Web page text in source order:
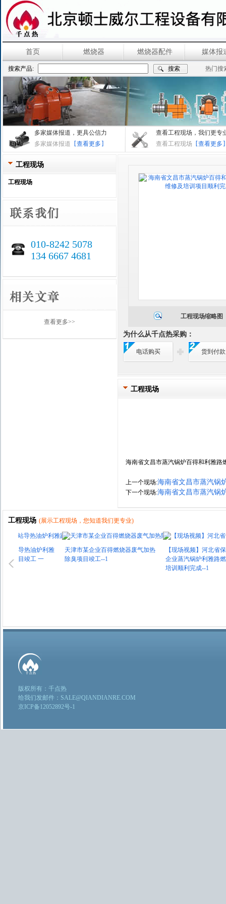
首页 燃烧器 燃烧器配件 媒体报
搜索产品: 热门搜
多家媒体报道，更具公信力
多家媒体报道
[查看更多]
查看工程现场，我们更专
查看工程现场
[查看更多]
工程现场
工程现场
010-8242 5078
134 6667 4681
查看更多>>
工程现场缩略图
为什么从千点热采购：
电话购买 货到付款
工程现场
海南省文昌市蒸汽锅炉百得和利雅路
上一个现场:海南省文昌市蒸汽锅
下一个现场:海南省文昌市蒸汽锅
工程现场 (展示工程现场，您知道我们更专业)
导热油炉利雅
目竣工 一
天津市某企业百得燃烧器废气加热
除臭项目竣工--1
【现场视频】河北省保定
企业蒸汽锅炉利雅路燃烧
培训顺利完成--1
版权所有：千点热
给我们发邮件：SALE@QIANDIANRE.COM
京ICP备12052892号-1